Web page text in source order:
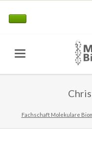
Fachschaft Molekulare